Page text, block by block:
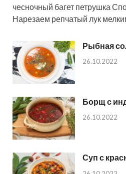
чесночный багет петрушка
Нарезаем репчатый лук
Рыбная
26.10.2022
Борщ с
26.10.2022
Суп с